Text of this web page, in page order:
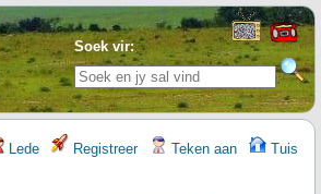
Soek vir:
Lede Registreer Teken aan Tuis